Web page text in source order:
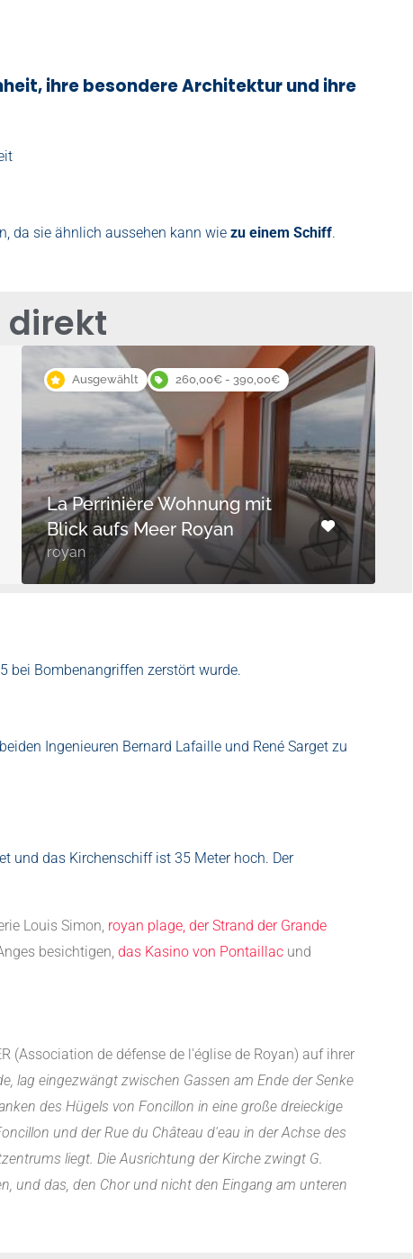
ihre besondere Architektur und ihre
da sie ähnlich aussehen kann wie zu einem Schiff.
direkt
Ausgewählt 260,00€ - 390,00€
La Perrinière Wohnung mit
Blick aufs Meer Royan
royan
bei Bombenangriffen zerstört wurde.
Ingenieuren Bernard Lafaille und René Sarget zu
und das Kirchenschiff ist 35 Meter hoch. Der
Louis Simon, royan plage, der Strand der Grande
besichtigen, das Kasino von Pontaillac und
(Association de défense de l'église de Royan) auf ihrer
lag eingezwängt zwischen Gassen am Ende der Senke
des Hügels von Foncillon in eine große dreieckige
und der Rue du Château d'eau in der Achse des
liegt. Die Ausrichtung der Kirche zwingt G.
und das, den Chor und nicht den Eingang am unteren